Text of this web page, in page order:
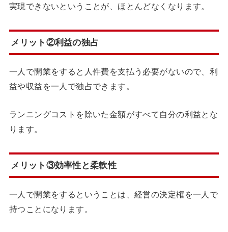
実現できないということが、ほとんどなくなります。
メリット②利益の独占
一人で開業をすると人件費を支払う必要がないので、利
益や収益を一人で独占できます。
ランニングコストを除いた金額がすべて自分の利益とな
ります。
メリット③効率性と柔軟性
一人で開業をするということは、経営の決定権を一人で
持つことになります。